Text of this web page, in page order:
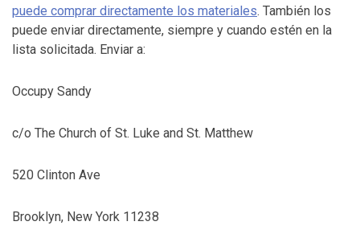
puede comprar directamente los materiales. También los
puede enviar directamente, siempre y cuando estén en la
lista solicitada. Enviar a:
Occupy Sandy
c/o The Church of St. Luke and St. Matthew
520 Clinton Ave
Brooklyn, New York 11238